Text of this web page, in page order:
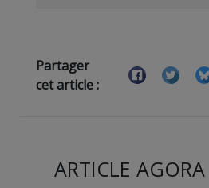
Partager
cet article :
ARTICLE